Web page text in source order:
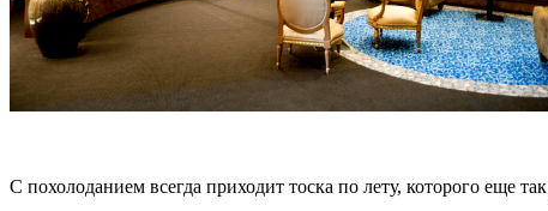
С похолоданием всегда приходит тоска по лету, которого еще